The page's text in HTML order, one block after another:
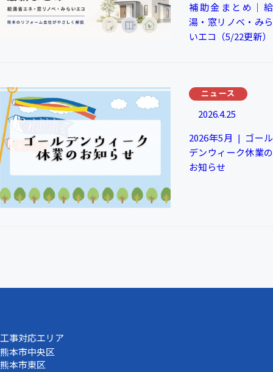
補助金まとめ｜給
湯・窓リノベ・みら
いエコ（5/22更新）
ニュース
2026.4.25
2026年5月 ❘ ゴール
デンウィーク休業の
お知らせ
工事対応エリア
熊本市中央区
熊本市東区